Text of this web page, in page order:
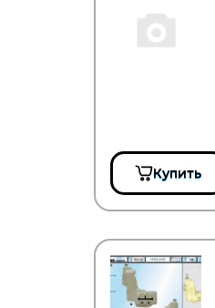
PE Automotive
PERKINS
PEUGEOT/CITROEN
Купить